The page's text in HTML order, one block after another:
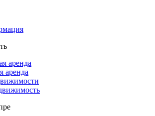
аренда
аренда